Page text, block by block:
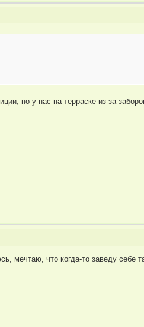
но у нас на терраске из-за
мечтаю, что когда-то заведу себе